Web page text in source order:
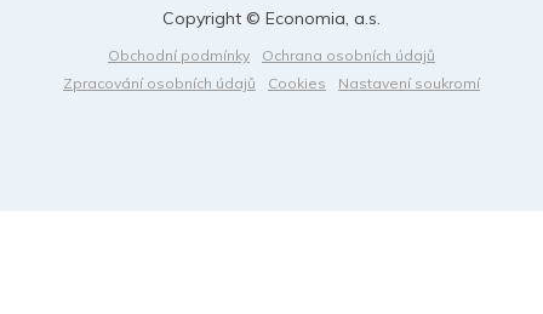
Obchodní podmínky
Ochrana osobních údajů
Zpracování osobních údajů
Cookies Nastavení soukromí
Copyright © Economia, a.s.